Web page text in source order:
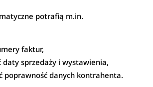
potrafią m.in.
faktur,
daty sprzedaży i wystawienia,
poprawność danych kontrahenta.